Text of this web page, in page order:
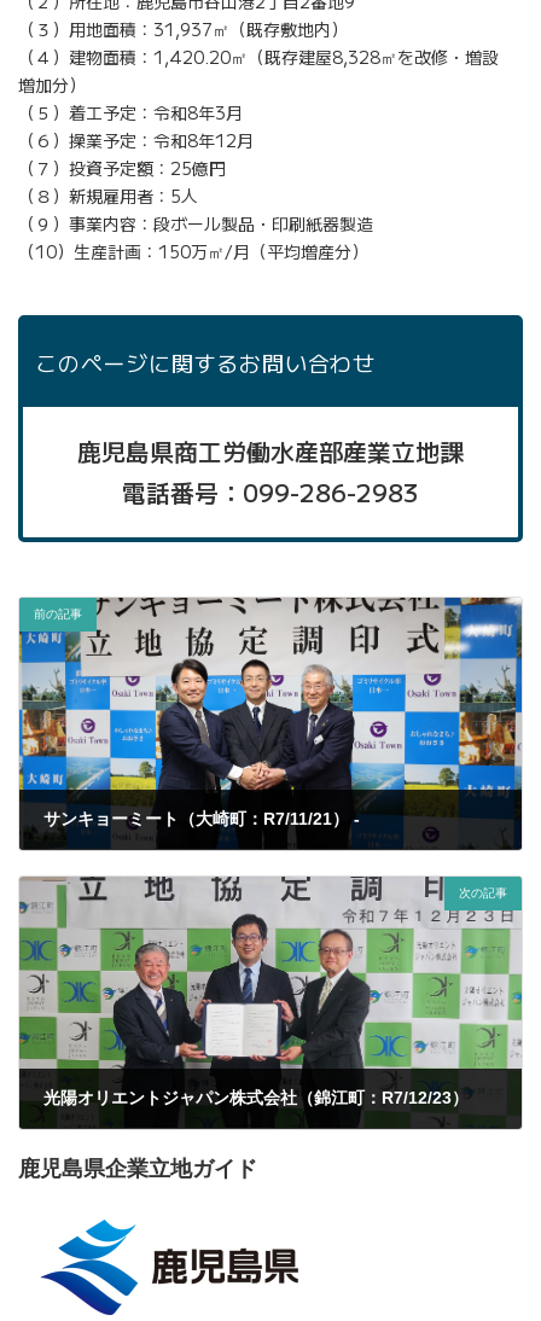
（３）用地面積：31,937㎡（既存敷地内）
（４）建物面積：1,420.20㎡（既存建屋8,328㎡を改修・増設
増加分）
（５）着工予定：令和8年3月
（６）操業予定：令和8年12月
（７）投資予定額：25億円
（８）新規雇用者：5人
（９）事業内容：段ボール製品・印刷紙器製造
（10）生産計画：150万㎡/月（平均増産分）
このページに関するお問い合わせ
鹿児島県商工労働水産部産業立地課
電話番号：099-286-2983
前の記事
サンキョーミート（大崎町：R7/11/21） -
次の記事
光陽オリエントジャパン株式会社（錦江町：R7/12/23）
鹿児島県企業立地ガイド